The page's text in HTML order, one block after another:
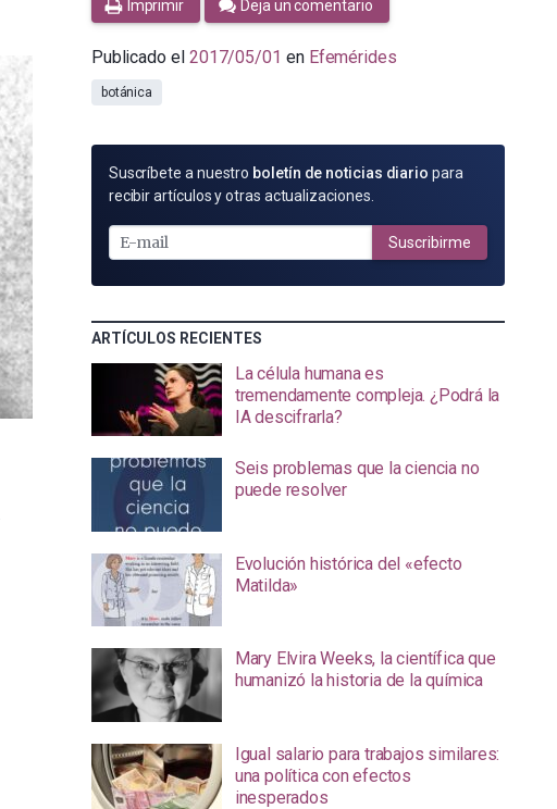
Imprimir Deja un comentario
Publicado el 2017/05/01 en Efemérides
botánica
SUSCRÍBETE
POR
MAIL
Suscríbete a nuestro boletín de noticias diario para
recibir artículos y otras actualizaciones.
Suscribirme
ARTÍCULOS RECIENTES
La célula humana es
tremendamente compleja. ¿Podrá la
IA descifrarla?
Seis problemas que la ciencia no
puede resolver
Evolución histórica del «efecto
Matilda»
Mary Elvira Weeks, la científica que
humanizó la historia de la química
Igual salario para trabajos similares:
una política con efectos
inesperados